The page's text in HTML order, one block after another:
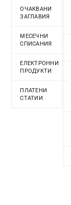
ОЧАКВАНИ
ЗАГЛАВИЯ
МЕСЕЧНИ
СПИСАНИЯ
ЕЛЕКТРОННИ
ПРОДУКТИ
ПЛАТЕНИ
СТАТИИ